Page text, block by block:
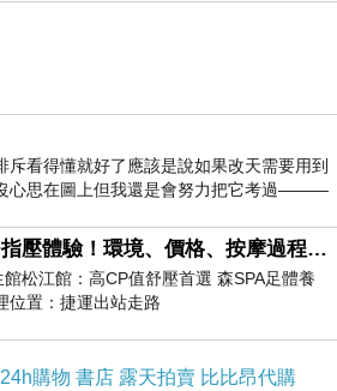
演J.J.亞伯拉罕對過往的經典電影致
充滿《外星人E.T.》的相似元素於
柏的敬意推崇更是不言可喻，像是
同樣都以外星人做為劇情主軸，年
及親情互動的溫馨元素；至於《超
肋插刀的換帖死黨，則是讓我想起
斥看得懂就好了應該是說如果改天需要用到
心思在圖上但我還是會努力把它考過———
招牌森雞湯課程腳底+指壓體驗！環境、價格、按摩過程全紀錄，森SPA足體養生館松江館最新價格表
松江館：高CP值舒壓首選 森SPA足體養
位置：捷運出站走路
24h購物 書店 露天拍賣 比比昂代購